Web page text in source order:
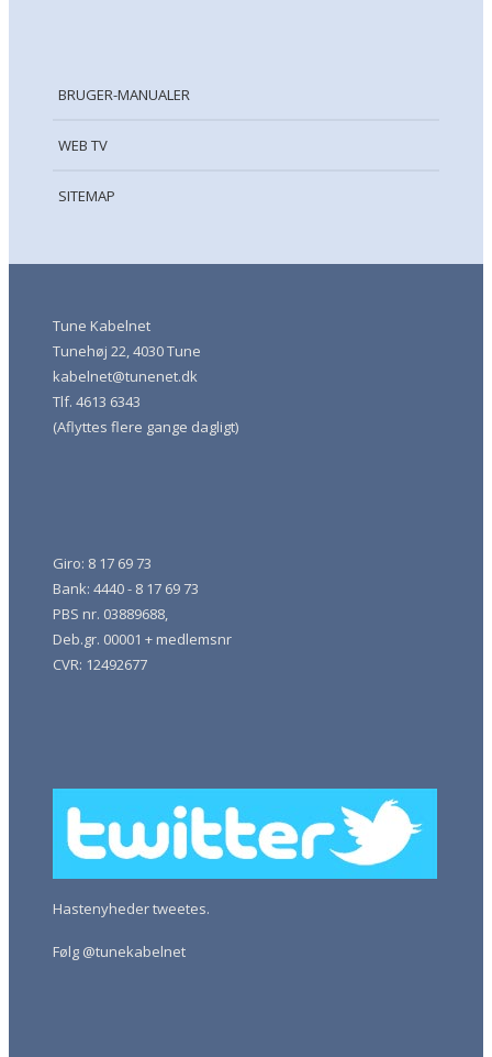
BRUGER-MANUALER
WEB TV
SITEMAP
Tune Kabelnet
Tunehøj 22, 4030 Tune
kabelnet@tunenet.dk
Tlf. 4613 6343
(Aflyttes flere gange dagligt)
Giro: 8 17 69 73
Bank: 4440 - 8 17 69 73
PBS nr. 03889688,
Deb.gr. 00001 + medlemsnr
CVR: 12492677
Hastenyheder tweetes.
Følg @tunekabelnet